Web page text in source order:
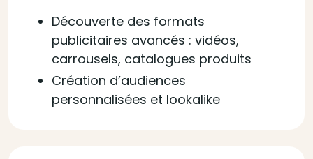
Découverte des formats
publicitaires avancés : vidéos,
carrousels, catalogues produits
Création d’audiences
personnalisées et lookalike